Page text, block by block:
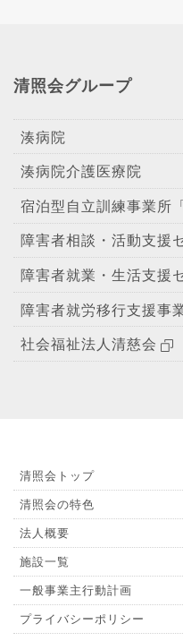
清照会グループ
湊病院
湊病院介護医療院
宿泊型自立訓練事業所
障害者相談・活動支援
障害者就業・生活支援
障害者就労移行支援事
社会福祉法人清慈会
清照会トップ
清照会の特色
法人概要
施設一覧
一般事業主行動計画
プライバシーポリシー